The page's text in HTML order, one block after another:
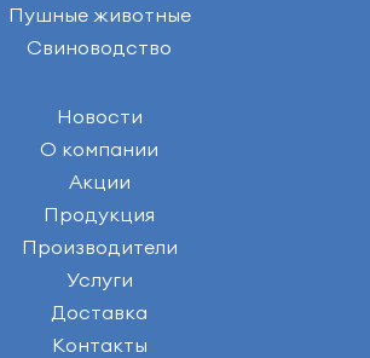
Пушные животные
Свиноводство
Новости
О компании
Акции
Продукция
Производители
Услуги
Доставка
Контакты